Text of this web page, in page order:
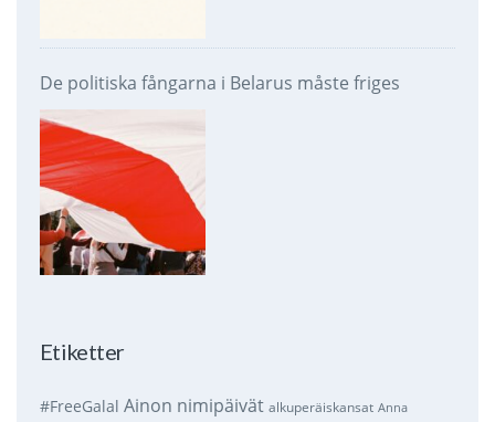
De politiska fångarna i Belarus måste friges
Etiketter
#FreeGalal Ainon nimipäivät alkuperäiskansat Anna